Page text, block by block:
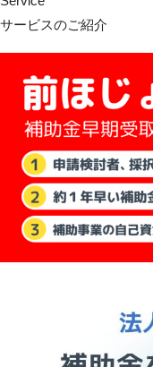
サービスのご紹介